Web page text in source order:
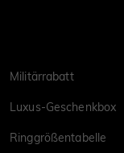
Militärrabatt
Luxus-Geschenkbox
Ringgrößentabelle